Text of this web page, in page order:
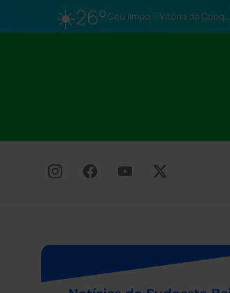
☀️26°Céu limpo Vitória da Conq…